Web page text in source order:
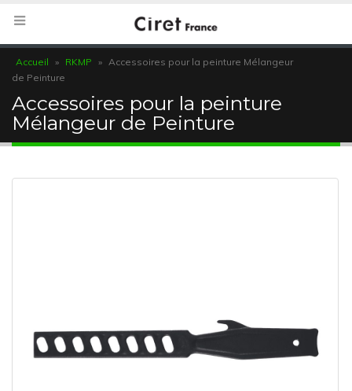
Accueil » RKMP » Accessoires pour la peinture Mélangeur
de Peinture
Accessoires pour la peinture
Mélangeur de Peinture